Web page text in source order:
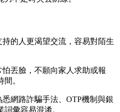
的人更渴望交流，容易對陌生
丟臉，不願向家人求助或報
。
網路詐騙手法、OTP機制與銀
彙容易混淆。